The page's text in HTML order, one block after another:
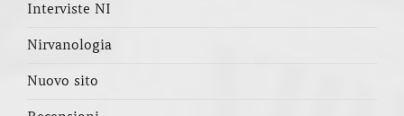
Interviste NI
Nirvanologia
Nuovo sito